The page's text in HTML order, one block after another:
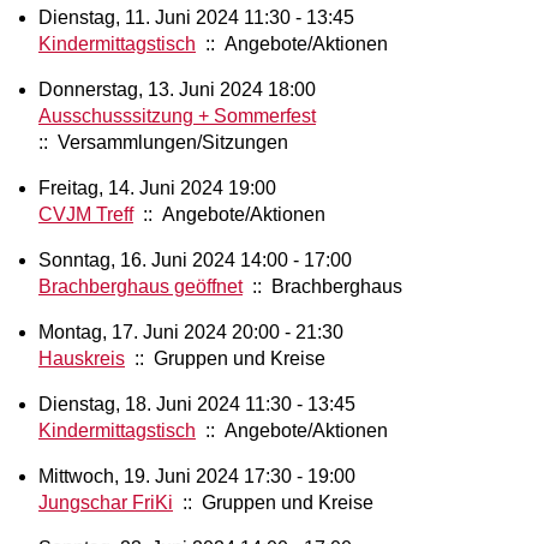
Dienstag, 11. Juni 2024 11:30 - 13:45
Kindermittagstisch :: Angebote/Aktionen
Donnerstag, 13. Juni 2024 18:00
Ausschusssitzung + Sommerfest
:: Versammlungen/Sitzungen
Freitag, 14. Juni 2024 19:00
CVJM Treff:: Angebote/Aktionen
Sonntag, 16. Juni 2024 14:00 - 17:00
Brachberghaus geöffnet:: Brachberghaus
Montag, 17. Juni 2024 20:00 - 21:30
Hauskreis :: Gruppen und Kreise
Dienstag, 18. Juni 2024 11:30 - 13:45
Kindermittagstisch :: Angebote/Aktionen
Mittwoch, 19. Juni 2024 17:30 - 19:00
Jungschar FriKi :: Gruppen und Kreise